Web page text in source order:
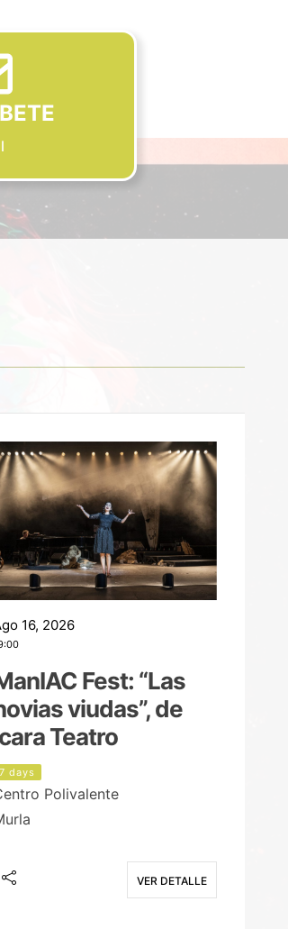
16, 2026
Fest: “Las
viudas”, de
Teatro
7 days
Polivalente
VER DETALLE